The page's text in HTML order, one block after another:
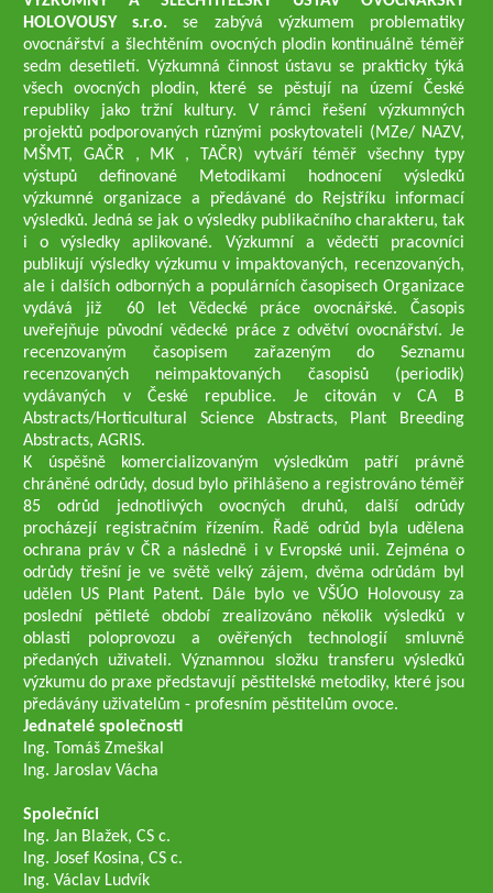
HOLOVOUSY s.r.o.se zabývá výzkumem problematiky
ovocnářství a šlechtěním ovocných plodin kontinuálně téměř
sedm desetiletí. Výzkumná činnost ústavu se prakticky týká
všech ovocných plodin, které se pěstují na území České
republiky jako tržní kultury. V rámci řešení výzkumných
projektů podporovaných různými poskytovateli (MZe/ NAZV,
MŠMT, GAČR , MK , TAČR) vytváří téměř všechny typy
výstupů definované Metodikami hodnocení výsledků
výzkumné organizace a předávané do Rejstříku informací
výsledků. Jedná se jak o výsledky publikačního charakteru, tak
i o výsledky aplikované. Výzkumní a vědečtí pracovníci
publikují výsledky výzkumu v impaktovaných, recenzovaných,
ale i dalších odborných a populárních časopisech Organizace
vydává již 60 let Vědecké práce ovocnářské. Časopis
uveřejňuje původní vědecké práce z odvětví ovocnářství. Je
recenzovaným časopisem zařazeným do Seznamu
recenzovaných neimpaktovaných časopisů (periodik)
vydávaných v České republice. Je citován v CA B
Abstracts/Horticultural Science Abstracts, Plant Breeding
Abstracts, AGRIS.
K úspěšně komercializovaným výsledkům patří právně
chráněné odrůdy, dosud bylo přihlášeno a registrováno téměř
85 odrůd jednotlivých ovocných druhů, další odrůdy
procházejí registračním řízením. Řadě odrůd byla udělena
ochrana práv v ČR a následně i v Evropské unii. Zejména o
odrůdy třešní je ve světě velký zájem, dvěma odrůdám byl
udělen US Plant Patent. Dále bylo ve VŠÚO Holovousy za
poslední pětileté období zrealizováno několik výsledků v
oblasti poloprovozu a ověřených technologií smluvně
předaných uživateli. Významnou složku transferu výsledků
výzkumu do praxe představují pěstitelské metodiky, které jsou
předávány uživatelům - profesním pěstitelům ovoce.
Jednatelé společnosti
Ing. Tomáš Zmeškal
Ing. Jaroslav Vácha
Společníci
Ing. Jan Blažek, CS c.
Ing. Josef Kosina, CS c.
Ing. Václav Ludvík